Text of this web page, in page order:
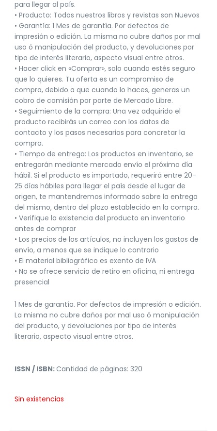
para llegar al país.
• Producto: Todos nuestros libros y revistas son Nuevos
• Garantía: 1 Mes de garantía. Por defectos de
impresión o edición. La misma no cubre daños por mal
uso ó manipulación del producto, y devoluciones por
tipo de interés literario, aspecto visual entre otros.
• Hacer click en «Comprar», solo cuando estés seguro
que lo quieres. Tu oferta es un compromiso de
compra, debido a que cuando lo haces, generas un
cobro de comisión por parte de Mercado Libre.
• Seguimiento de la compra: Una vez adquirido el
producto recibirás un correo con los datos de
contacto y los pasos necesarios para concretar la
compra.
• Tiempo de entrega: Los productos en inventario, se
entregarán mediante mercado envío el próximo día
hábil. Si el producto es importado, requerirá entre 20-
25 días hábiles para llegar el país desde el lugar de
origen, te mantendremos informado sobre la entrega
del mismo, dentro del plazo establecido en la compra.
• Verifique la existencia del producto en inventario
antes de comprar
• Los precios de los artículos, no incluyen los gastos de
envío, a menos que se indique lo contrario
• El material bibliográfico es exento de IVA
• No se ofrece servicio de retiro en oficina, ni entrega
presencial
1 Mes de garantía. Por defectos de impresión o edición.
La misma no cubre daños por mal uso ó manipulación
del producto, y devoluciones por tipo de interés
literario, aspecto visual entre otros.
ISSN / ISBN:Cantidad de páginas: 320
Sin existencias